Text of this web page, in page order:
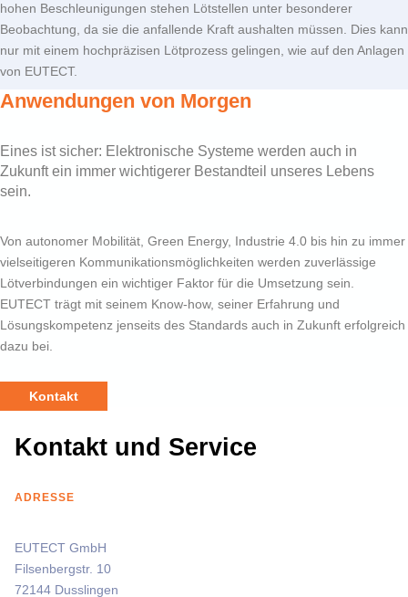
hohen Beschleunigungen stehen Lötstellen unter besonderer
Beobachtung, da sie die anfallende Kraft aushalten müssen. Dies kann
nur mit einem hochpräzisen Lötprozess gelingen, wie auf den Anlagen
von EUTECT.
Anwendungen von Morgen
Eines ist sicher: Elektronische Systeme werden auch in
Zukunft ein immer wichtigerer Bestandteil unseres Lebens
sein.
Von autonomer Mobilität, Green Energy, Industrie 4.0 bis hin zu immer
vielseitigeren Kommunikationsmöglichkeiten werden zuverlässige
Lötverbindungen ein wichtiger Faktor für die Umsetzung sein.
EUTECT trägt mit seinem Know-how, seiner Erfahrung und
Lösungskompetenz jenseits des Standards auch in Zukunft erfolgreich
dazu bei.
Kontakt
Kontakt und Service
ADRESSE
EUTECT GmbH
Filsenbergstr. 10
72144 Dusslingen